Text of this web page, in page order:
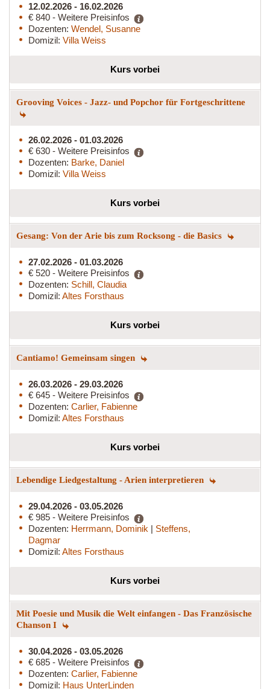
12.02.2026 - 16.02.2026
€ 840 - Weitere Preisinfos
Dozenten: Wendel, Susanne
Domizil: Villa Weiss
Kurs vorbei
Grooving Voices - Jazz- und Popchor für Fortgeschrittene
26.02.2026 - 01.03.2026
€ 630 - Weitere Preisinfos
Dozenten: Barke, Daniel
Domizil: Villa Weiss
Kurs vorbei
Gesang: Von der Arie bis zum Rocksong - die Basics
27.02.2026 - 01.03.2026
€ 520 - Weitere Preisinfos
Dozenten: Schill, Claudia
Domizil: Altes Forsthaus
Kurs vorbei
Cantiamo! Gemeinsam singen
26.03.2026 - 29.03.2026
€ 645 - Weitere Preisinfos
Dozenten: Carlier, Fabienne
Domizil: Altes Forsthaus
Kurs vorbei
Lebendige Liedgestaltung - Arien interpretieren
29.04.2026 - 03.05.2026
€ 985 - Weitere Preisinfos
Dozenten: Herrmann, Dominik | Steffens,
Dagmar
Domizil: Altes Forsthaus
Kurs vorbei
Mit Poesie und Musik die Welt einfangen - Das Französische
Chanson I
30.04.2026 - 03.05.2026
€ 685 - Weitere Preisinfos
Dozenten: Carlier, Fabienne
Domizil: Haus UnterLinden